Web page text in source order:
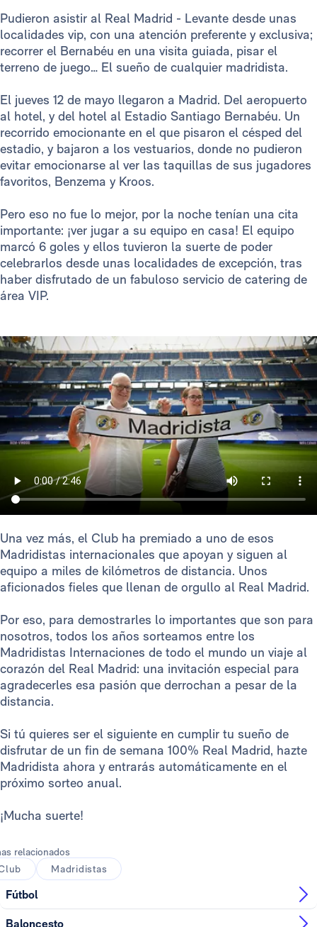
Pudieron asistir al Real Madrid - Levante desde unas
localidades vip, con una atención preferente y exclusiva;
recorrer el Bernabéu en una visita guiada, pisar el
terreno de juego… El sueño de cualquier madridista.
El jueves 12 de mayo llegaron a Madrid. Del aeropuerto
al hotel, y del hotel al Estadio Santiago Bernabéu. Un
recorrido emocionante en el que pisaron el césped del
estadio, y bajaron a los vestuarios, donde no pudieron
evitar emocionarse al ver las taquillas de sus jugadores
favoritos, Benzema y Kroos.
Pero eso no fue lo mejor, por la noche tenían una cita
importante: ¡ver jugar a su equipo en casa! El equipo
marcó 6 goles y ellos tuvieron la suerte de poder
celebrarlos desde unas localidades de excepción, tras
haber disfrutado de un fabuloso servicio de catering de
área VIP.
Una vez más, el Club ha premiado a uno de esos
Madridistas internacionales que apoyan y siguen al
equipo a miles de kilómetros de distancia. Unos
aficionados fieles que llenan de orgullo al Real Madrid.
Por eso, para demostrarles lo importantes que son para
nosotros, todos los años sorteamos entre los
Madridistas Internaciones de todo el mundo un viaje al
corazón del Real Madrid: una invitación especial para
agradecerles esa pasión que derrochan a pesar de la
distancia.
Si tú quieres ser el siguiente en cumplir tu sueño de
disfrutar de un fin de semana 100% Real Madrid, hazte
Madridista ahora y entrarás automáticamente en el
próximo sorteo anual.
¡Mucha suerte!
relacionados
Madridistas
Fútbol
Baloncesto